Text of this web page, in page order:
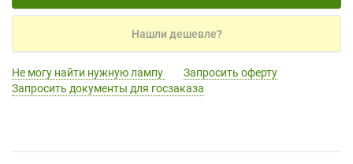
Нашли дешевле?
Не могу найти нужную лампу
Запросить оферту
Запросить документы для госзаказа